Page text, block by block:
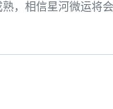
，相信星河微运将